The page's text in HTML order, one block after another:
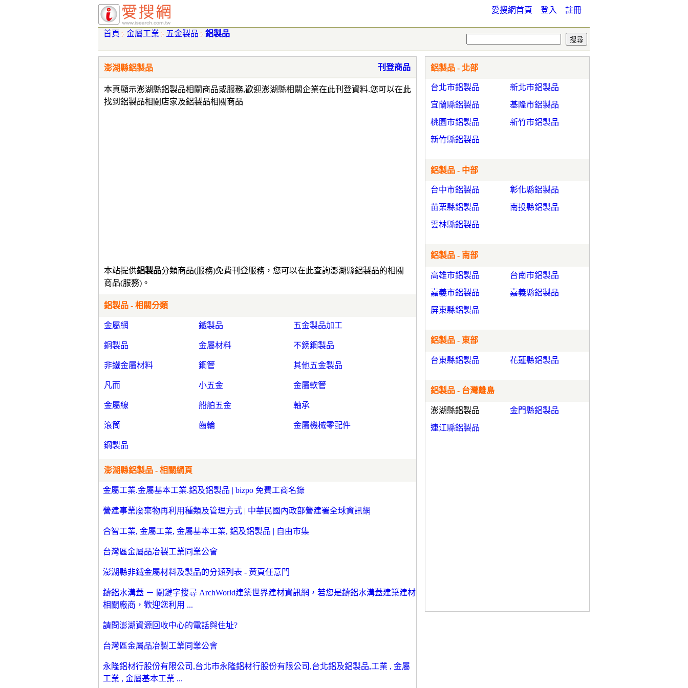
愛搜網首頁 登入 註冊
首頁 金屬工業 五金製品 鋁製品
澎湖縣鋁製品
本頁顯示澎湖縣鋁製品相關商品或服務,歡迎澎湖縣相關企業在此刊登資料.您可以在此
找到鋁製品相關店家及鋁製品相關商品
刊登商品
本站提供鋁製品分類商品(服務)免費刊登服務，您可以在此查詢澎湖縣鋁製品的相關
商品(服務)。
鋁製品 - 相關分類
金屬網 鐵製品 五金製品加工
銅製品 金屬材料 不銹鋼製品
非鐵金屬材料 鋼管 其他五金製品
凡而 小五金 金屬軟管
金屬線 船舶五金 軸承
滾筒 齒輪 金屬機械零配件
鋼製品
澎湖縣鋁製品 - 相關網頁
金屬工業.金屬基本工業.鋁及鋁製品 | bizpo 免費工商名錄
營建事業廢棄物再利用種類及管理方式 | 中華民國內政部營建署全球資訊網
合智工業, 金屬工業, 金屬基本工業, 鋁及鋁製品 | 自由市集
台灣區金屬品冶製工業同業公會
澎湖縣非鐵金屬材料及製品的分類列表 - 黃頁任意門
鑄鋁水溝蓋 － 關鍵字搜尋 ArchWorld建築世界建材資訊網，若您是鑄鋁水溝蓋建築建材
相關廠商，歡迎您利用 ...
請問澎湖資源回收中心的電話與住址?
台灣區金屬品冶製工業同業公會
永隆鋁材行股份有限公司,台北市永隆鋁材行股份有限公司,台北鋁及鋁製品,工業 , 金屬
工業 , 金屬基本工業 ...
鋁製品 - 北部
台北市鋁製品
新北市鋁製品
宜蘭縣鋁製品
基隆市鋁製品
桃園市鋁製品
新竹市鋁製品
新竹縣鋁製品
鋁製品 - 中部
台中市鋁製品
彰化縣鋁製品
苗栗縣鋁製品
南投縣鋁製品
雲林縣鋁製品
鋁製品 - 南部
高雄市鋁製品
台南市鋁製品
嘉義市鋁製品
嘉義縣鋁製品
屏東縣鋁製品
鋁製品 - 東部
台東縣鋁製品 花蓮縣鋁製品
鋁製品 - 台灣離島
澎湖縣鋁製品
金門縣鋁製品
連江縣鋁製品